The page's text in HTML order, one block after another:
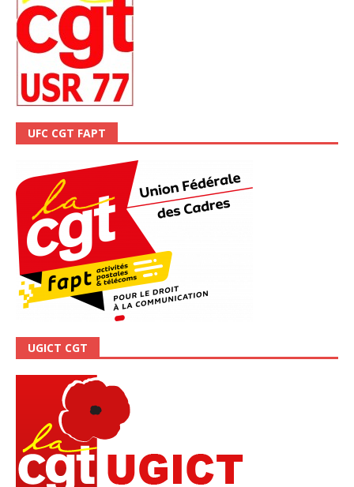
UFC CGT FAPT
UGICT CGT